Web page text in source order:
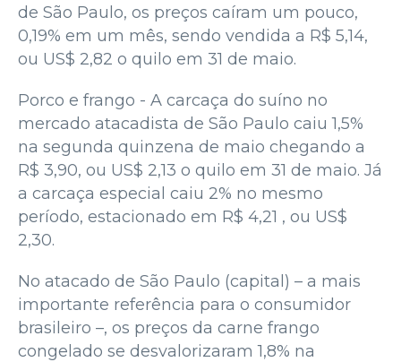
de São Paulo, os preços caíram um pouco,
0,19% em um mês, sendo vendida a R$ 5,14,
ou US$ 2,82 o quilo em 31 de maio.
Porco e frango - A carcaça do suíno no
mercado atacadista de São Paulo caiu 1,5%
na segunda quinzena de maio chegando a
R$ 3,90, ou US$ 2,13 o quilo em 31 de maio. Já
a carcaça especial caiu 2% no mesmo
período, estacionado em R$ 4,21 , ou US$
2,30.
No atacado de São Paulo (capital) – a mais
importante referência para o consumidor
brasileiro –, os preços da carne frango
congelado se desvalorizaram 1,8% na